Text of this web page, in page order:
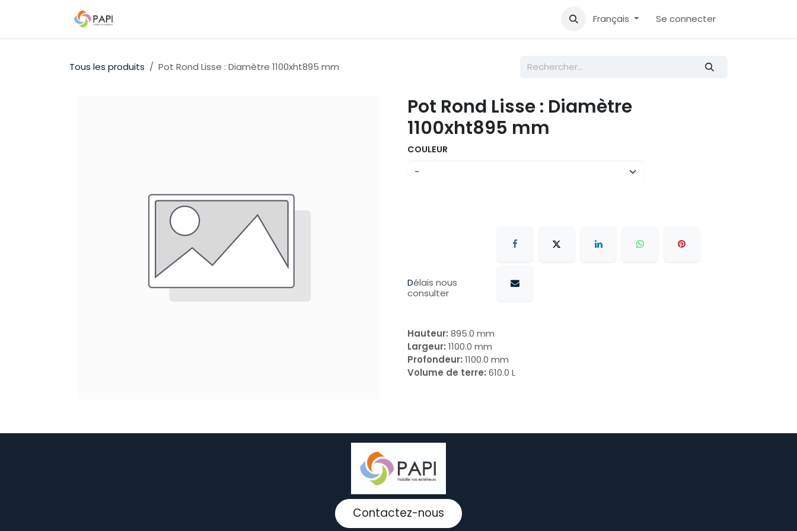
AideFrançais Se connecter
Tous les produits Pot Rond Lisse : Diamètre 1100xht895 mm
Pot Rond Lisse : Diamètre
1100xht895 mm
COULEUR
Délais nous
consulter
Hauteur: 895.0 mm
Largeur: 1100.0 mm
Profondeur: 1100.0 mm
Volume de terre: 610.0 L
Contactez-nous